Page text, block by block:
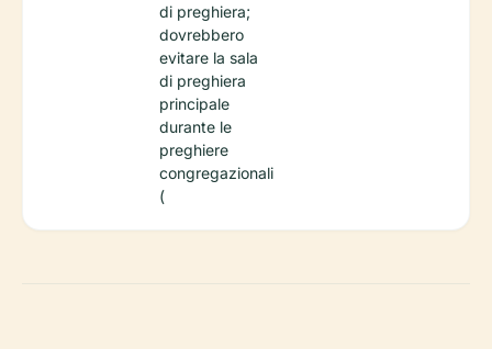
di preghiera;
dovrebbero
evitare la sala
di preghiera
principale
durante le
preghiere
congregazionali
(